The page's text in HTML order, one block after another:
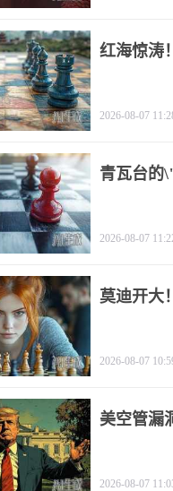
红海惊涛
2026-08-07
青瓦台的
2026-08-07
莫迪开大
2026-08-07
美空管漏
2026-08-07